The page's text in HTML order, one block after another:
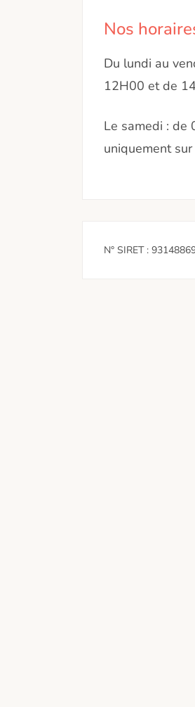
Nos
Du lundi au
12H00 et de
Le samedi : de
uniquement
N° SIRET :